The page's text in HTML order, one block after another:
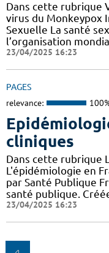
Dans cette rubrique
virus du Monkeypox
Sexuelle La santé
l’organisation
23/04/2025 16:23
PAGES
relevance:
cliniques
Dans cette rubrique
L'épidémiologie en
par Santé Publique
santé publique.
23/04/2025 16:23